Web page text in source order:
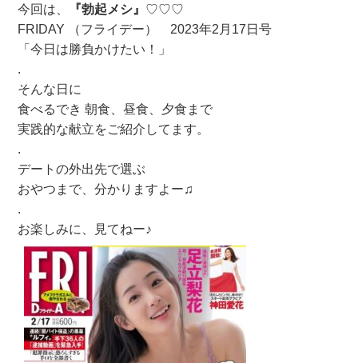
今回は、
『勃起メシ』 ♡♡♡
FRIDAY （フライデー） 2023年2月17日号
「今日は勝負かけたい！」
.
そんな日に
食べるでき 朝食、昼食、夕食まで
実践的な献立をご紹介してます。
.
デートの外出先で選ぶ
おやつまで、分かりますよー♫
.
お楽しみに、見てねー♪